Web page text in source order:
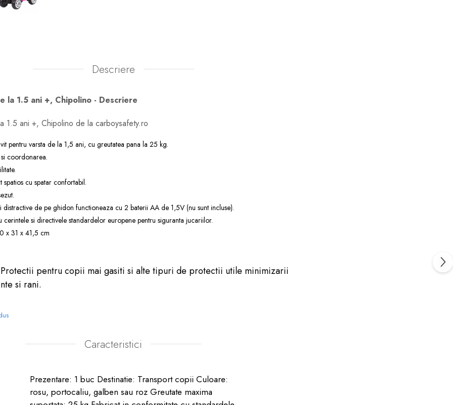
Descriere
la 1.5 ani +, Chipolino - Descriere
1.5 ani +, Chipolino de la carboysafety.ro
pentru varsta de la 1,5 ani, cu greutatea pana la 25 kg.
coordonarea.
cu spatar confortabil.
de pe ghidon functioneaza cu 2 baterii AA de 1,5V (nu sunt incluse).
si directivele standardelor europene pentru siguranta jucariilor.
x 31 x 41,5 cm
Protectii pentru copii mai gasiti si alte tipuri de protectii utile minimizarii
si rani.
Caracteristici
Prezentare: 1 buc Destinatie: Transport copii Culoare:
rosu, portocaliu, galben sau roz Greutate maxima